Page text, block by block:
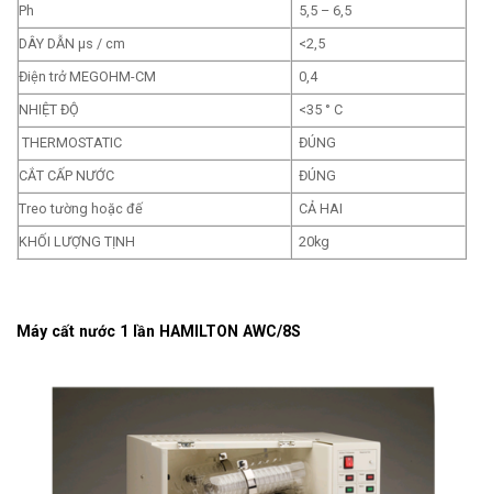
Ph
5,5 – 6,5
DÂY DẪN µs / cm
<2,5
Điện trở MEGOHM-CM
0,4
NHIỆT ĐỘ
<35 ° C
THERMOSTATIC
ĐÚNG
CẮT CẤP NƯỚC
ĐÚNG
Treo tường hoặc đế
CẢ HAI
KHỐI LƯỢNG TỊNH
20kg
Máy cất nước 1 lần HAMILTON AWC/8S